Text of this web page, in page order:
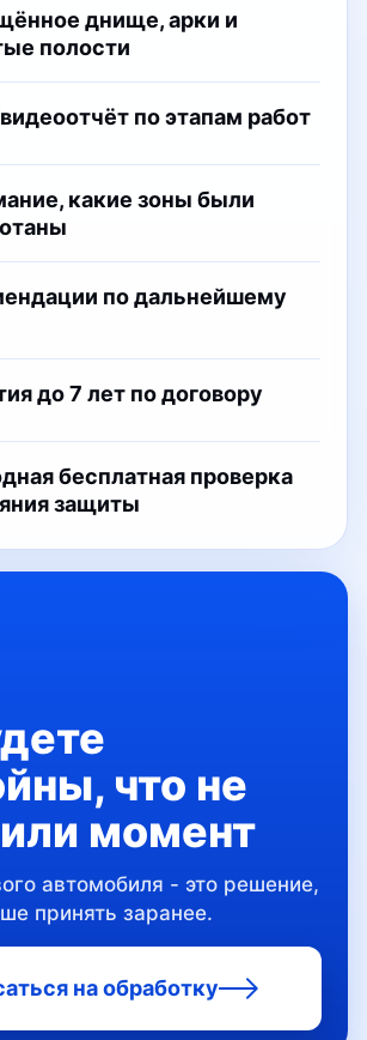
днище, арки и
полости
по этапам работ
какие зоны были
по дальнейшему
до 7 лет по договору
бесплатная проверка
защиты
что не
момент
автомобиля - это решение,
принять заранее.
на обработку
в Ярославле
90-02